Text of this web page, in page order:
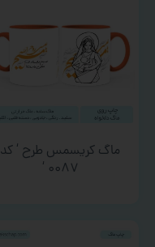
ماگ کریسمس طرح ‘ کد
۰۰۸۷ ‘